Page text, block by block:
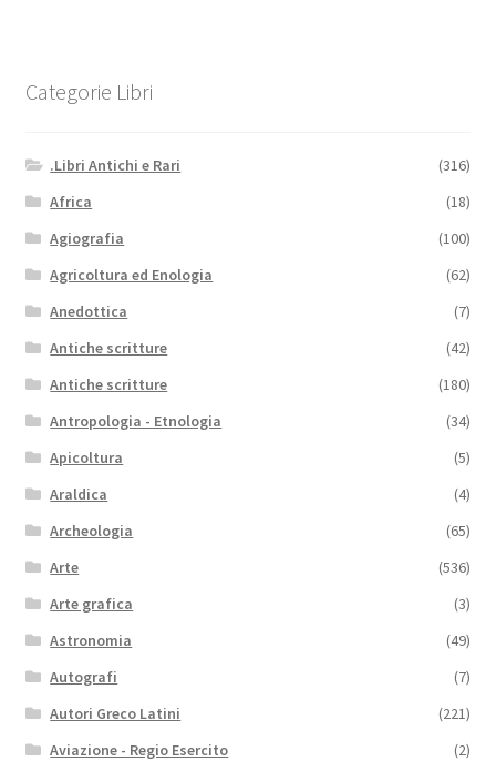
Categorie Libri
.Libri Antichi e Rari
(316)
Africa
(18)
Agiografia
(100)
Agricoltura ed Enologia
(62)
Anedottica
(7)
Antiche scritture
(42)
Antiche scritture
(180)
Antropologia - Etnologia
(34)
Apicoltura
(5)
Araldica
(4)
Archeologia
(65)
Arte
(536)
Arte grafica
(3)
Astronomia
(49)
Autografi
(7)
Autori Greco Latini
(221)
Aviazione - Regio Esercito
(2)